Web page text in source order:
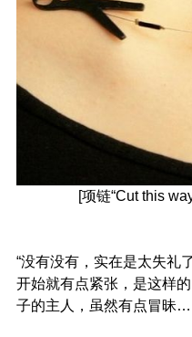
[项链“Cut this
“没有没有，实在是太失礼
开始就有点紧张，是这样
子的主人，虽然有点冒昧